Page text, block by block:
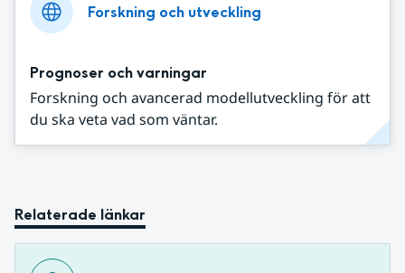
Forskning och utveckling
Prognoser och varningar
Forskning och avancerad modellutveckling för att
du ska veta vad som väntar.
Relaterade länkar